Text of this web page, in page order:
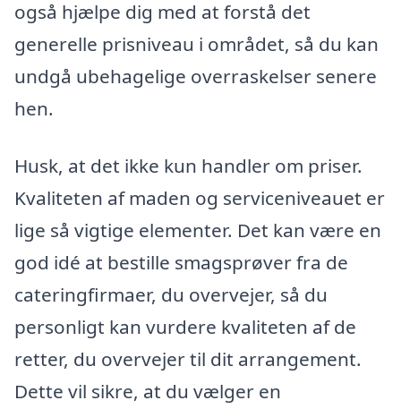
også hjælpe dig med at forstå det
generelle prisniveau i området, så du kan
undgå ubehagelige overraskelser senere
hen.
Husk, at det ikke kun handler om priser.
Kvaliteten af maden og serviceniveauet er
lige så vigtige elementer. Det kan være en
god idé at bestille smagsprøver fra de
cateringfirmaer, du overvejer, så du
personligt kan vurdere kvaliteten af de
retter, du overvejer til dit arrangement.
Dette vil sikre, at du vælger en